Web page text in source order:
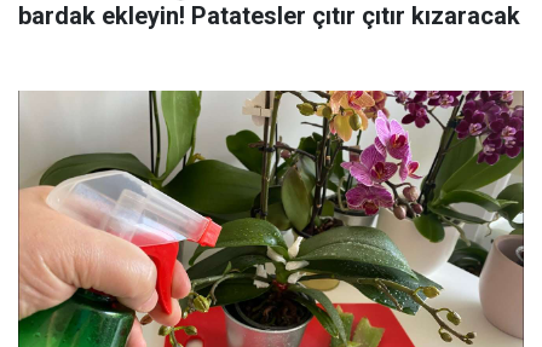
bardak ekleyin! Patatesler çıtır çıtır kızaracak